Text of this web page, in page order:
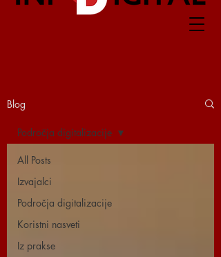
Blog
All Posts
Izvajalci
Področja digitalizacije
Koristni nasveti
Iz prakse
Področja digitalizacije